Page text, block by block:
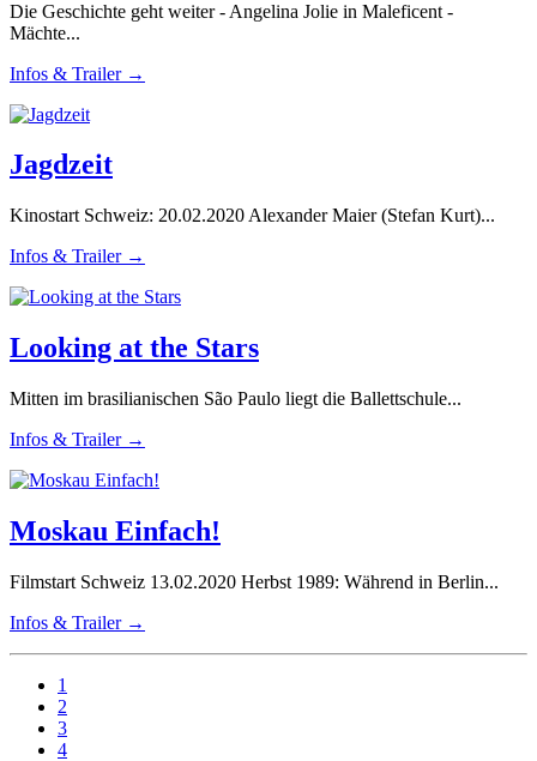
Die Geschichte geht weiter - Angelina Jolie in Maleficent -
Mächte...
Infos & Trailer →
Jagdzeit
Kinostart Schweiz: 20.02.2020 Alexander Maier (Stefan Kurt)...
Infos & Trailer →
Looking at the Stars
Mitten im brasilianischen São Paulo liegt die Ballettschule...
Infos & Trailer →
Moskau Einfach!
Filmstart Schweiz 13.02.2020 Herbst 1989: Während in Berlin...
Infos & Trailer →
1
2
3
4